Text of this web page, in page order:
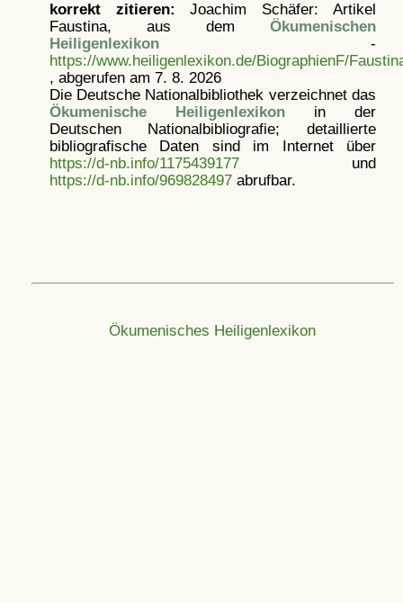
korrekt zitieren: Joachim Schäfer: Artikel
Faustina, aus dem Ökumenischen
Heiligenlexikon-
https://www.heiligenlexikon.de/BiographienF/
, abgerufen am 7. 8. 2026
Die Deutsche Nationalbibliothek verzeichnet das
Ökumenische Heiligenlexikonin der
Deutschen Nationalbibliografie; detaillierte
bibliografische Daten sind im Internet über
https://d-nb.info/1175439177und
https://d-nb.info/969828497abrufbar.
Ökumenisches Heiligenlexikon